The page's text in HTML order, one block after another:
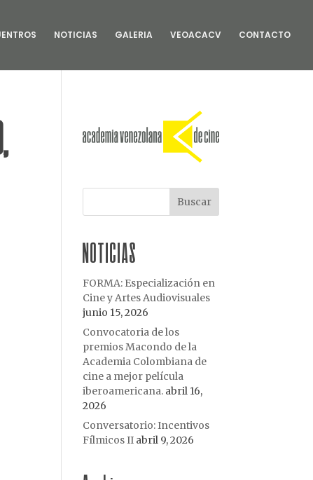
NOTICIAS GALERIA VEOACACV CONTACTO
NOTICIAS
FORMA: Especialización en
Cine y Artes Audiovisuales
junio 15, 2026
Convocatoria de los
premios Macondo de la
Academia Colombiana de
cine a mejor película
iberoamericana. abril 16,
2026
Conversatorio: Incentivos
Fílmicos II abril 9, 2026